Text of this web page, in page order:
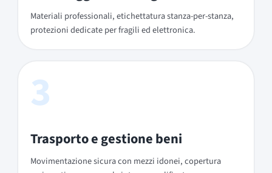
Materiali professionali, etichettatura stanza-per-stanza,
protezioni dedicate per fragili ed elettronica.
3
Trasporto e gestione beni
Movimentazione sicura con mezzi idonei, copertura